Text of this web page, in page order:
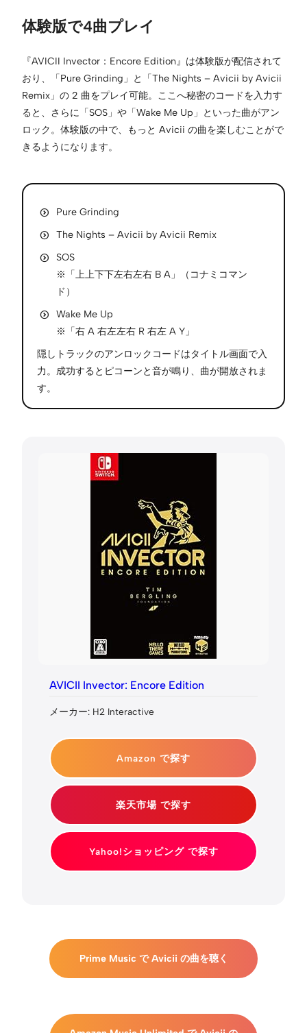
体験版で4曲プレイ
『AVICII Invector：Encore Edition』は体験版が配信されて
おり、「Pure Grinding」と「The Nights – Avicii by Avicii
Remix」の 2 曲をプレイ可能。ここへ秘密のコードを入力す
ると、さらに「SOS」や「Wake Me Up」といった曲がアン
ロック。体験版の中で、もっと Avicii の曲を楽しむことがで
きるようになります。
Pure Grinding
The Nights – Avicii by Avicii Remix
SOS
※「上上下下左右左右 B A」（コナミコマン
ド）
Wake Me Up
※「右 A 右左左右 R 右左 A Y」
隠しトラックのアンロックコードはタイトル画面で入
力。成功するとピコーンと音が鳴り、曲が開放されま
す。
AVICII Invector: Encore Edition
メーカー: H2 Interactive
Amazon で探す
楽天市場 で探す
Yahoo!ショッピング で探す
Prime Music で Avicii の曲を聴く